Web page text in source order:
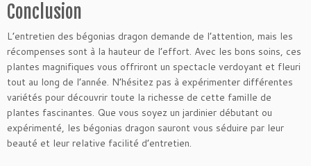
Conclusion
L’entretien des bégonias dragon demande de l’attention, mais les
récompenses sont à la hauteur de l’effort. Avec les bons soins, ces
plantes magnifiques vous offriront un spectacle verdoyant et fleuri
tout au long de l’année. N’hésitez pas à expérimenter différentes
variétés pour découvrir toute la richesse de cette famille de
plantes fascinantes. Que vous soyez un jardinier débutant ou
expérimenté, les bégonias dragon sauront vous séduire par leur
beauté et leur relative facilité d’entretien.